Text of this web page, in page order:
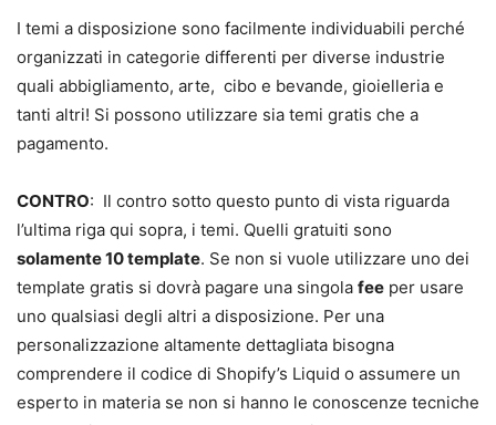
I temi a disposizione sono facilmente individuabili perché
organizzati in categorie differenti per diverse industrie
quali abbigliamento, arte, cibo e bevande, gioielleria e
tanti altri! Si possono utilizzare sia temi gratis che a
pagamento.
CONTRO: Il contro sotto questo punto di vista riguarda
l’ultima riga qui sopra, i temi. Quelli gratuiti sono
solamente 10 template. Se non si vuole utilizzare uno dei
template gratis si dovrà pagare una singola fee per usare
uno qualsiasi degli altri a disposizione. Per una
personalizzazione altamente dettagliata bisogna
comprendere il codice di Shopify’s Liquid o assumere un
esperto in materia se non si hanno le conoscenze tecniche